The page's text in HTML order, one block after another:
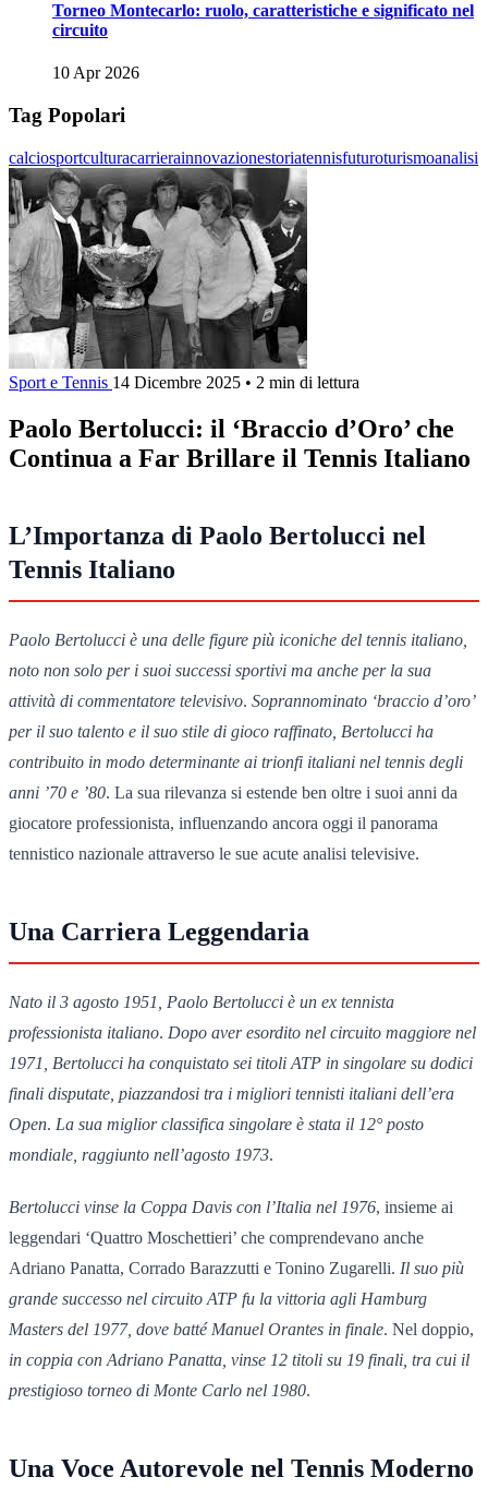
Torneo Montecarlo: ruolo, caratteristiche e significato nel
circuito
10 Apr 2026
Tag Popolari
calciosportculturacarrierainnovazionestoriatennisfuturoturismoanalisi
Sport e Tennis 14 Dicembre 2025 • 2 min di lettura
Paolo Bertolucci: il ‘Braccio d’Oro’ che
Continua a Far Brillare il Tennis Italiano
L’Importanza di Paolo Bertolucci nel
Tennis Italiano
Paolo Bertolucci è una delle figure più iconiche del tennis italiano,
noto non solo per i suoi successi sportivi ma anche per la sua
attività di commentatore televisivo. Soprannominato ‘braccio d’oro’
per il suo talento e il suo stile di gioco raffinato, Bertolucci ha
contribuito in modo determinante ai trionfi italiani nel tennis degli
anni ’70 e ’80. La sua rilevanza si estende ben oltre i suoi anni da
giocatore professionista, influenzando ancora oggi il panorama
tennistico nazionale attraverso le sue acute analisi televisive.
Una Carriera Leggendaria
Nato il 3 agosto 1951, Paolo Bertolucci è un ex tennista
professionista italiano. Dopo aver esordito nel circuito maggiore nel
1971, Bertolucci ha conquistato sei titoli ATP in singolare su dodici
finali disputate, piazzandosi tra i migliori tennisti italiani dell’era
Open. La sua miglior classifica singolare è stata il 12° posto
mondiale, raggiunto nell’agosto 1973.
Bertolucci vinse la Coppa Davis con l’Italia nel 1976, insieme ai
leggendari ‘Quattro Moschettieri’ che comprendevano anche
Adriano Panatta, Corrado Barazzutti e Tonino Zugarelli. Il suo più
grande successo nel circuito ATP fu la vittoria agli Hamburg
Masters del 1977, dove batté Manuel Orantes in finale. Nel doppio,
in coppia con Adriano Panatta, vinse 12 titoli su 19 finali, tra cui il
prestigioso torneo di Monte Carlo nel 1980.
Una Voce Autorevole nel Tennis Moderno